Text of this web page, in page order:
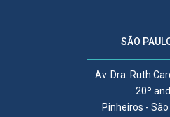
SÃO
Av. Dra. Ruth
20º
Pinheiros -